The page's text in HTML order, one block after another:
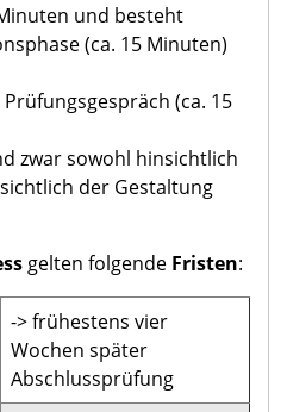
und besteht
(ca. 15 Minuten)
(ca. 15
zwar sowohl hinsichtlich
der Gestaltung
gelten folgende Fristen:
-> frühestens vier
Wochen später
Abschlussprüfung